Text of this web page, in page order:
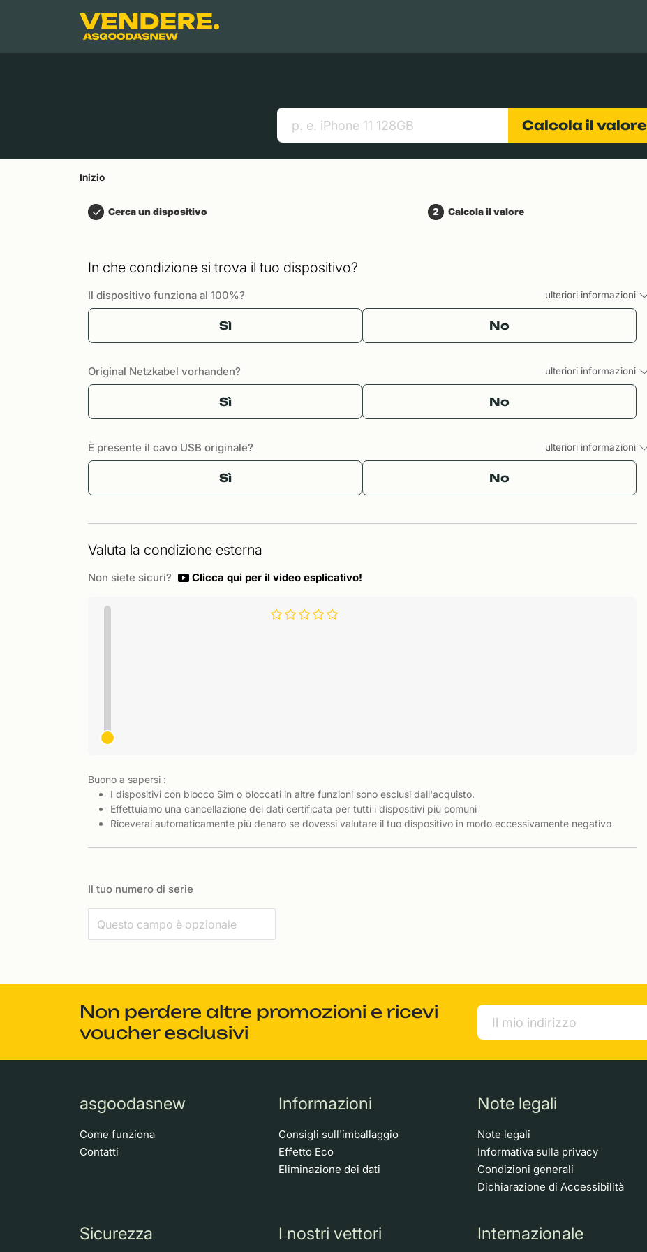
Contenuto principale
Calcola il valore
Inizio
Cerca un dispositivo 2 Calcola il valore
In che condizione si trova il tuo dispositivo?
Il dispositivo funziona al 100%? ulteriori informazioni
Sì No
Original Netzkabel vorhanden? ulteriori informazioni
Sì No
È presente il cavo USB originale? ulteriori informazioni
Sì No
Valuta la condizione esterna
Non siete sicuri? Clicca qui per il video esplicativo!
Buono a sapersi :
I dispositivi con blocco Sim o bloccati in altre funzioni sono esclusi dall'acquisto.
Effettuiamo una cancellazione dei dati certificata per tutti i dispositivi più comuni
Riceverai automaticamente più denaro se dovessi valutare il tuo dispositivo in modo eccessivamente negativo
Il tuo numero di serie
Non perdere altre promozioni e ricevi
voucher esclusivi
asgoodasnew
Come funziona
Contatti
Informazioni
Consigli sull'imballaggio
Effetto Eco
Eliminazione dei dati
Note legali
Note legali
Informativa sulla privacy
Condizioni generali
Dichiarazione di Accessibilità
Sicurezza I nostri vettori Internazionale